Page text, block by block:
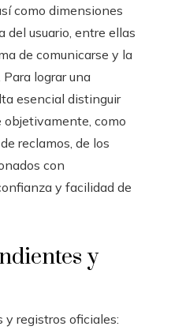
como dimensiones
del usuario, entre ellas
de comunicarse y la
lograr una
esencial distinguir
objetivamente, como
reclamos, de los
con
y facilidad de
y
y registros oficiales: